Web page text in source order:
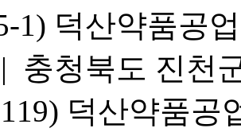
1) 덕산약품공
충청북도 진천
덕산약품공